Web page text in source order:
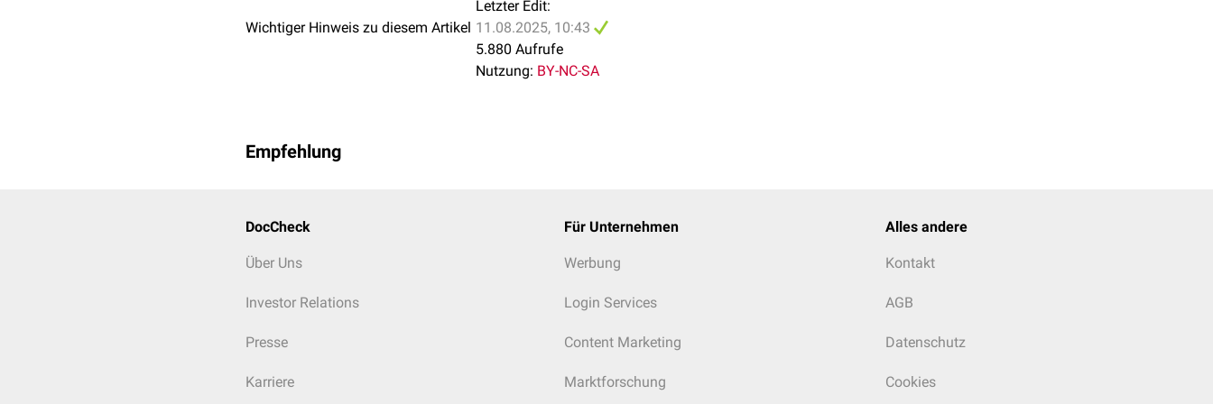
Wichtiger Hinweis zu diesem Artikel
Letzter Edit:
11.08.2025, 10:43
5.880 Aufrufe
Nutzung: BY-NC-SA
Empfehlung
DocCheck
Über Uns
Investor Relations
Presse
Karriere
Für Unternehmen
Werbung
Login Services
Content Marketing
Marktforschung
Alles andere
Kontakt
AGB
Datenschutz
Cookies